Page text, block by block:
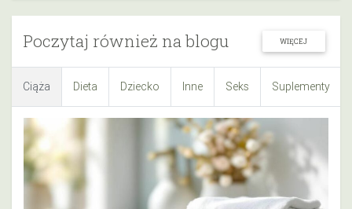
Poczytaj również na blogu WIĘCEJ
Ciąża Dieta Dziecko Inne Seks Suplementy